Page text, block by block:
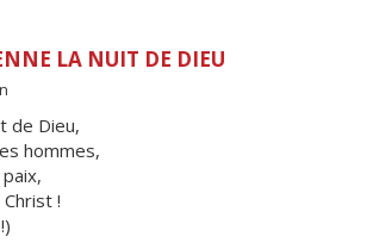
LA NUIT DE DIEU
de Dieu,
hommes,
!